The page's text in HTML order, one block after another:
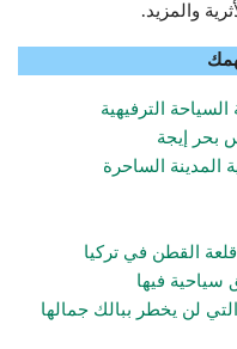
والمزيد.
بحر إيجة
المدينة الساحرة
القطن في تركيا
لن يخطر ببالك جمالها